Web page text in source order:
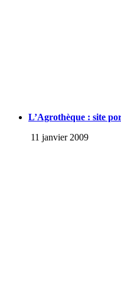
L’Agrothèque : site
11 janvier 2009